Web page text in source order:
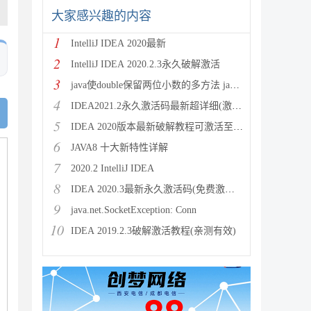
大家感兴趣的内容
1 IntelliJ IDEA 2020最新
2 IntelliJ IDEA 2020.2.3永久破解激活
3 java使double保留两位小数的多方法 java保留两位
4 IDEA2021.2永久激活码最新超详细(激活到2099)
5 IDEA 2020版本最新破解教程可激活至2089
6 JAVA8 十大新特性详解
7 2020.2 IntelliJ IDEA
8 IDEA 2020.3最新永久激活码(免费激活到 209
9 java.net.SocketException: Conn
10 IDEA 2019.2.3破解激活教程(亲测有效)